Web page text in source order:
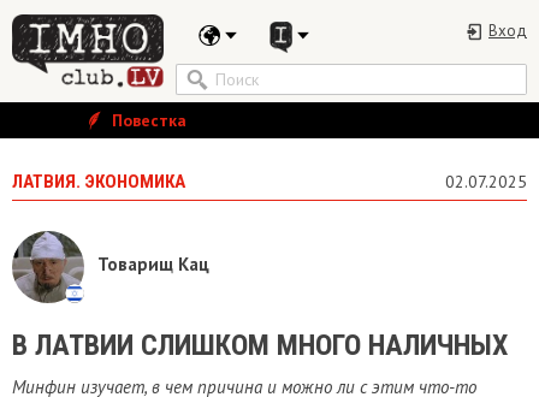
Вход
Повестка
ЛАТВИЯ. ЭКОНОМИКА 02.07.2025
Товарищ Кац
В ЛАТВИИ СЛИШКОМ МНОГО НАЛИЧНЫХ
Минфин изучает, в чем причина и можно ли с этим что-то